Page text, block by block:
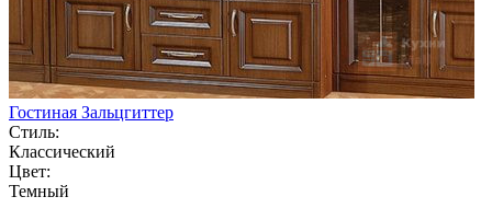
Гостиная Зальцгиттер
Стиль:
Классический
Цвет:
Темный